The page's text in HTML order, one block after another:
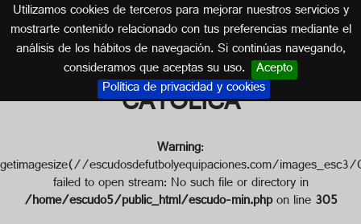
Utilizamos cookies de terceros para mejorar nuestros servicios y
mostrarte contenido relacionado con tus preferencias mediante el
análisis de los hábitos de navegación. Si continúas navegando,
consideramos que aceptas su uso. Acepto
Política de privacidad y cookies
Escudo de C.D. UNIVERSIDAD
CATÓLICA
CHILE
Warning:
getimagesize(//escudosdefutbolyequipaciones.com/
failed to open stream: No such file or directory in
/home/escudo5/public_html/escudo-min.phpon line305